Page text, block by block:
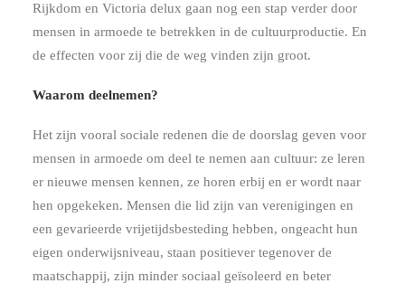
Rijkdom en Victoria delux gaan nog een stap verder door
mensen in armoede te betrekken in de cultuurproductie. En
de effecten voor zij die de weg vinden zijn groot.
Waarom deelnemen?
Het zijn vooral sociale redenen die de doorslag geven voor
mensen in armoede om deel te nemen aan cultuur: ze leren
er nieuwe mensen kennen, ze horen erbij en er wordt naar
hen opgekeken. Mensen die lid zijn van verenigingen en
een gevarieerde vrijetijdsbesteding hebben, ongeacht hun
eigen onderwijsniveau, staan positiever tegenover de
maatschappij, zijn minder sociaal geïsoleerd en beter